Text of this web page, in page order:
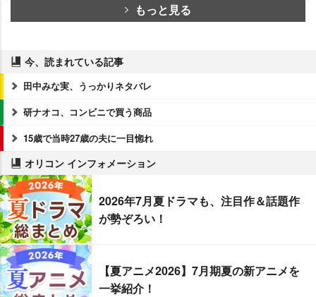
もっと見る
今、読まれている記事
田中みな実、うっかりネタバレ
研ナオコ、コンビニで買う商品
15歳で当時27歳の夫に一目惚れ
オリコン インフォメーション
2026年7月夏ドラマも、注目作＆話題作
が勢ぞろい！
【夏アニメ2026】7月期夏の新アニメを
一挙紹介！